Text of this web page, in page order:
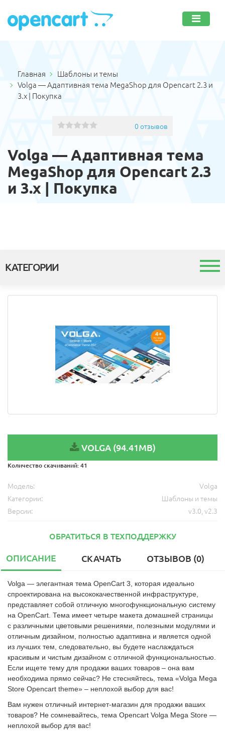
Главная
Шаблоны и темы
Volga — Адаптивная тема MegaShop для Opencart 2.3 и
3.x | Покупка
Volga — Адаптивная тема
MegaShop для Opencart 2.3
и 3.x | Покупка
0 отзывов
КАТЕГОРИИ
Шаблоны и темы
Интеграция с 1с
VOLGA (94.41MB)
Количество скачиваний:41
Модель:
Volga
Категории:
Шаблоны и темы
Версии:
v3.0 v2.3
ОБРАТИТЬСЯ В ТЕХПОДДЕРЖКУ
ОПИСАНИЕ СКАЧАТЬ ОТЗЫВОВ (0)
Volga — элегантная тема OpenCart 3, которая идеально
спроектирована на высококачественной инфраструктуре,
представляет собой отличную многофункциональную систему
на OpenCart. Тема имеет четыре макета домашней страницы
с различными цветовыми решениями, полезными модулями и
отличным дизайном, полностью адаптивна и является одной
из лучших тем, следовательно, вы будете наслаждаться
красивым и чистым дизайном с отличной функциональностью.
Если ищете тему для продажи ваших товаров – она вам
необходима прямо сейчас? Не стесняйтесь, тема «Volga Mega
Store Opencart theme» – неплохой выбор для вас!
Вам нужен отличный интернет-магазин для продажи ваших
товаров? Не сомневайтесь, тема Opencart Volga Mega Store —
неплохой выбор для вас!